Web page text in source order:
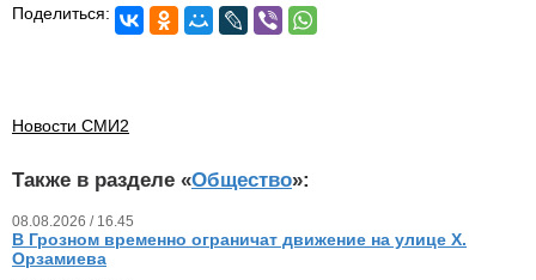
Поделиться:
Новости СМИ2
Также в разделе «Общество»:
08.08.2026 / 16.45
В Грозном временно ограничат движение на улице Х.
Орзамиева